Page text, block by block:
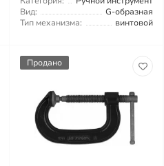
Вид:
G-образная
Тип механизма:
винтовой
Продано